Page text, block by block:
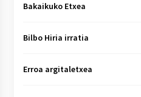
Bakaikuko Etxea
Bilbo Hiria irratia
Erroa argitaletxea